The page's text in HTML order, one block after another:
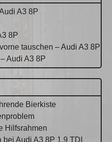
A3 8P
8P
tauschen – Audi A3 8P
Audi A3 8P
Bierkiste
Hilfsrahmen
Audi A3 8P 1.9 TDI